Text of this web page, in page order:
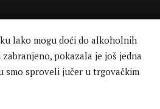
lako mogu doći do alkoholnih
pokazala je još jedna
smo sproveli jučer u trgovačkim